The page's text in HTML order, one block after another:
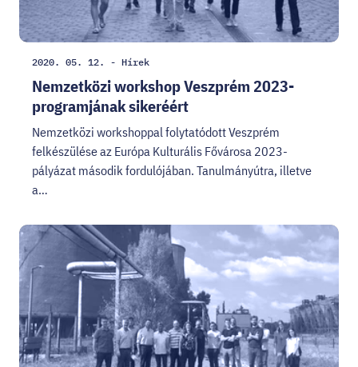
Nemzetközi workshop Veszprém 2023-
programjának sikeréért
Létrehozás
2020. 05. 12. - Kategória:
Hírek
Nemzetközi workshoppal folytatódott Veszprém
felkészülése az Európa Kulturális Fővárosa 2023-
pályázat második fordulójában. Tanulmányútra, illetve
a…